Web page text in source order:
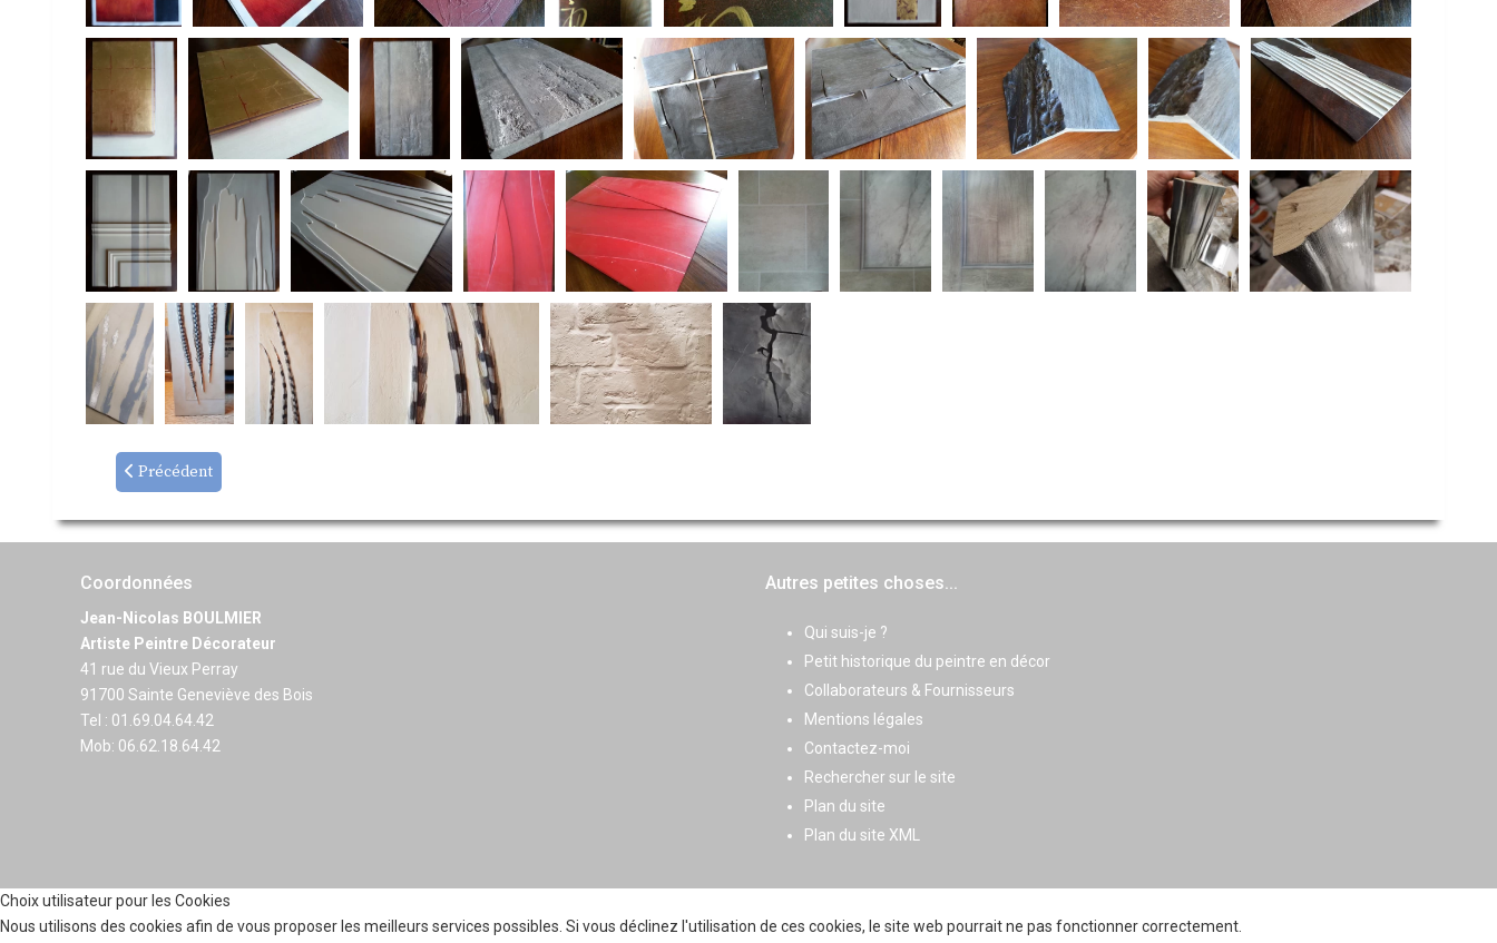
Précédent
Coordonnées
Jean-Nicolas BOULMIER
Artiste Peintre Décorateur
41 rue du Vieux Perray
91700 Sainte Geneviève des Bois
Tel : 01.69.04.64.42
Mob: 06.62.18.64.42
Autres petites choses...
Qui suis-je ?
Petit historique du peintre en décor
Collaborateurs & Fournisseurs
Mentions légales
Contactez-moi
Rechercher sur le site
Plan du site
Plan du site XML
Choix utilisateur pour les Cookies
Nous utilisons des cookies afin de vous proposer les meilleurs services possibles. Si vous déclinez l'utilisation de ces cookies, le site web pourrait ne pas fonctionner correctement.